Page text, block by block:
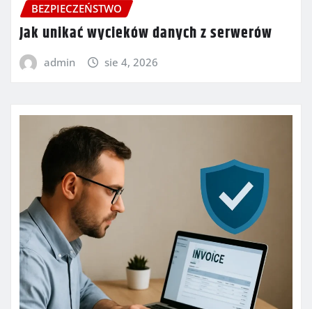
BEZPIECZEŃSTWO
Jak unikać wycieków danych z serwerów
admin sie 4, 2026